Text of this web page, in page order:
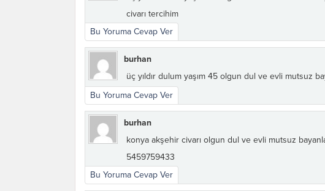
civarı tercihim
Bu Yoruma Cevap Ver
burhan
üç yıldır dulum yaşım 45 olgun dul ve evli mutsuz
Bu Yoruma Cevap Ver
burhan
konya akşehir civarı olgun dul ve evli mutsuz
5459759433
Bu Yoruma Cevap Ver